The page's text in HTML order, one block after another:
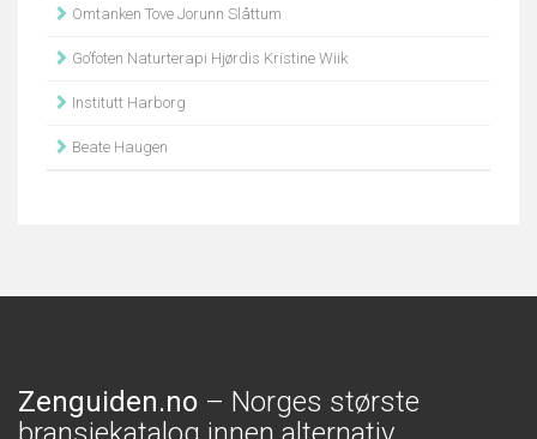
Omtanken Tove Jorunn Slåttum
Go’foten Naturterapi Hjørdis Kristine Wiik
Institutt Harborg
Beate Haugen
Zenguiden.no – Norges største